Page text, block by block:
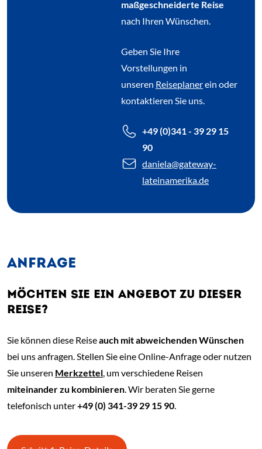
maßgeschneiderte Reise
nach Ihren Wünschen.
Geben Sie Ihre
Vorstellungen in
unseren Reiseplanerein oder
kontaktieren Sie uns.
+49 (0)341 - 39 29 15
90
daniela@gateway-
lateinamerika.de
ANFRAGE
MÖCHTEN SIE EIN ANGEBOT ZU DIESER
REISE?
Sie können diese Reiseauch mit abweichenden Wünschen
bei uns anfragen. Stellen Sie eine Online-Anfrage oder nutzen
Sie unseren Merkzettel , um verschiedene Reisen
miteinander zu kombinieren . Wir beraten Sie gerne
telefonisch unter+49 (0) 341-39 29 15 90